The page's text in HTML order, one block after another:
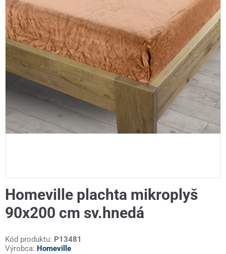
Homeville plachta mikroplyš
90x200 cm sv.hnedá
Kód produktu: P13481
Výrobca: Homeville